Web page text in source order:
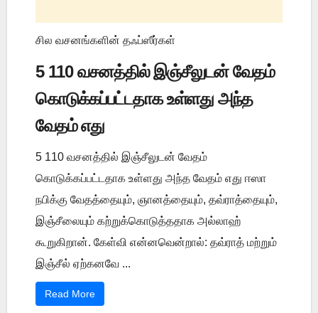
சில வசனங்களின் தஃப்ஸீர்கள்
5 110 வசனத்தில் இஞ்சீலுடன் வேதம்
கொடுக்கப்பட்டதாக உள்ளது அந்த
வேதம் எது
5 110 வசனத்தில் இஞ்சீலுடன் வேதம்
கொடுக்கப்பட்டதாக உள்ளது அந்த வேதம் எது ஈஸா
நபிக்கு வேதத்தையும், ஞானத்தையும், தவ்ராத்தையும்,
இஞ்சீலையும் கற்றுக்கொடுத்ததாக அல்லாஹ்
கூறுகிறான். கேள்வி என்னவென்றால்: தவ்ராத் மற்றும்
இஞ்சீல் ஏற்கனவே ...
Read More